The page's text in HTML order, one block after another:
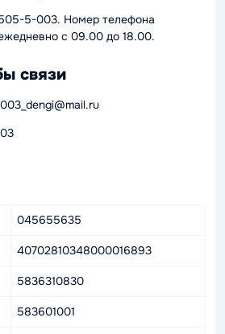
5-003. Номер телефона
с 09.00 до 18.00.
связи
045655635
40702810348000016893
5836310830
583601001